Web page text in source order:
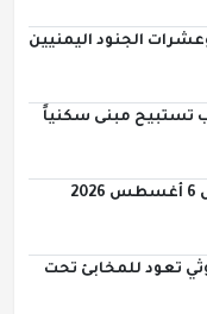
الجنود اليمنيين
تستبيح مبنى سكنياً
أسعار الخضروات والفواكه اليوم الخميس 6 أغسطس 2026
تعود للمخابئ تحت